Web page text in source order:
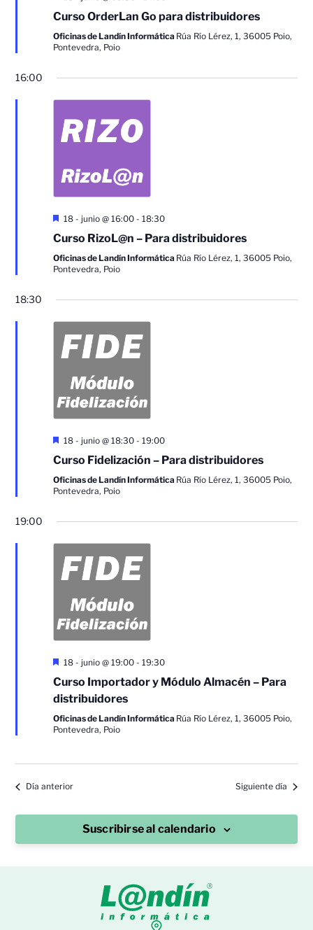
Curso OrderLan Go para distribuidores
Oficinas de Landín Informática Rúa Río Lérez, 1, 36005 Poio,
Pontevedra, Poio
16:00
Destacado
18 - junio @ 16:00 -18:30
Curso RizoL@n – Para distribuidores
Oficinas de Landín Informática Rúa Río Lérez, 1, 36005 Poio,
Pontevedra, Poio
18:30
Destacado
18 - junio @ 18:30 -19:00
Curso Fidelización – Para distribuidores
Oficinas de Landín Informática Rúa Río Lérez, 1, 36005 Poio,
Pontevedra, Poio
19:00
Destacado
18 - junio @ 19:00 -19:30
Curso Importador y Módulo Almacén – Para
distribuidores
Oficinas de Landín Informática Rúa Río Lérez, 1, 36005 Poio,
Pontevedra, Poio
Día anterior Siguiente día
Suscribirse al calendario